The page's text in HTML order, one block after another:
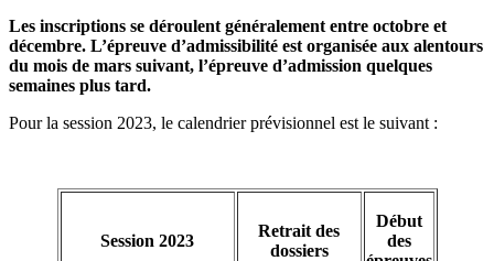
Les inscriptions se déroulent généralement entre octobre et
décembre. L’épreuve d’admissibilité est organisée aux alentours
du mois de mars suivant, l’épreuve d’admission quelques
semaines plus tard.
Pour la session 2023, le calendrier prévisionnel est le suivant :
Session 2023
Retrait des
dossiers
Début
des